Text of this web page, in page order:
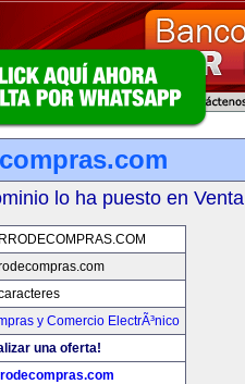
lo ha puesto en Venta
y Comercio ElectrÃ³nico
una oferta!